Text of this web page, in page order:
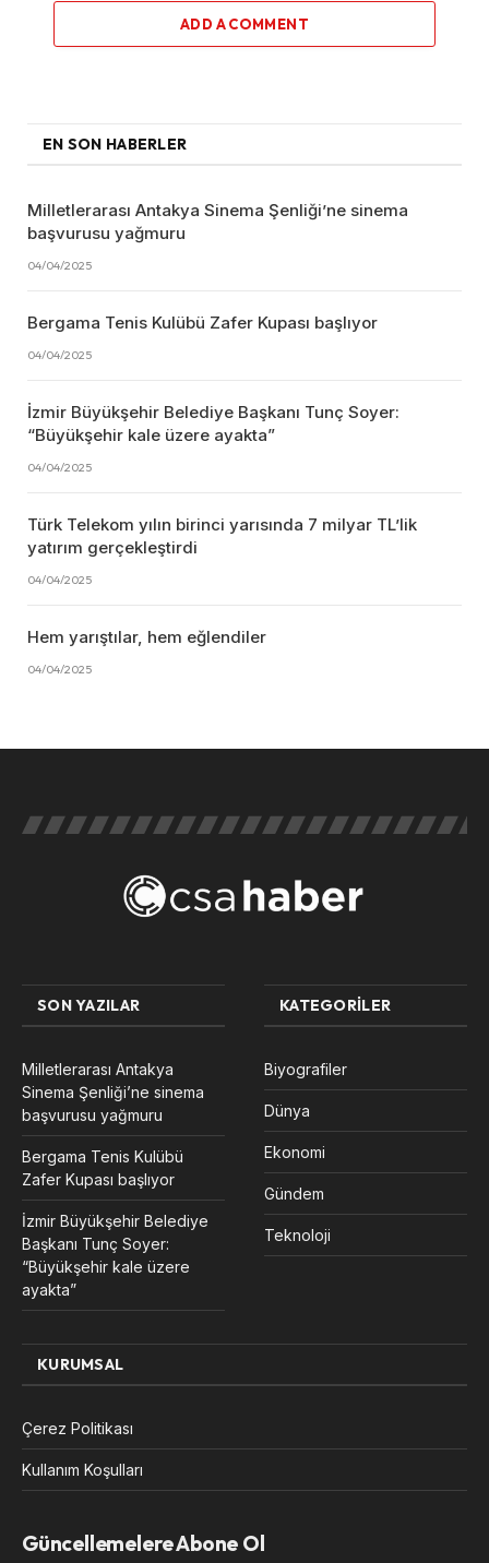
ADD A COMMENT
EN SON HABERLER
Milletlerarası Antakya Sinema Şenliği’ne sinema
başvurusu yağmuru
04/04/2025
Bergama Tenis Kulübü Zafer Kupası başlıyor
04/04/2025
İzmir Büyükşehir Belediye Başkanı Tunç Soyer:
“Büyükşehir kale üzere ayakta”
04/04/2025
Türk Telekom yılın birinci yarısında 7 milyar TL’lik
yatırım gerçekleştirdi
04/04/2025
Hem yarıştılar, hem eğlendiler
04/04/2025
SON YAZILAR
Milletlerarası Antakya
Sinema Şenliği’ne sinema
başvurusu yağmuru
Bergama Tenis Kulübü
Zafer Kupası başlıyor
İzmir Büyükşehir Belediye
Başkanı Tunç Soyer:
“Büyükşehir kale üzere
ayakta”
KATEGORILER
Biyografiler
Dünya
Ekonomi
Gündem
Teknoloji
KURUMSAL
Çerez Politikası
Kullanım Koşulları
Güncellemelere Abone Ol